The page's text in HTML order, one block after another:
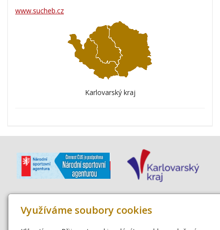
www.sucheb.cz
Karlovarský kraj
Využíváme soubory cookies